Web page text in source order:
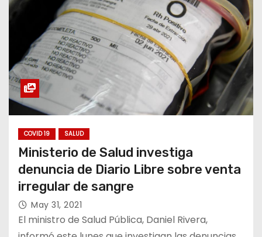
COVID 19 SALUD
Ministerio de Salud investiga
denuncia de Diario Libre sobre venta
irregular de sangre
May 31, 2021
El ministro de Salud Pública, Daniel Rivera,